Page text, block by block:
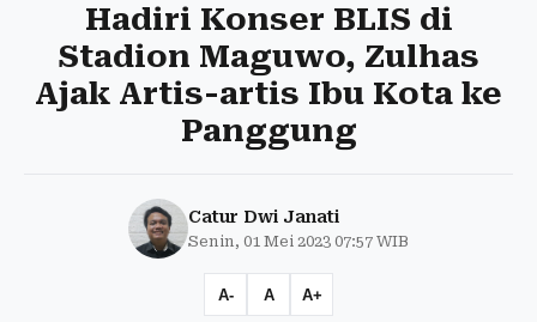
Hadiri Konser BLIS di
Stadion Maguwo, Zulhas
Ajak Artis-artis Ibu Kota ke
Panggung
Catur Dwi Janati
Senin, 01 Mei 2023 07:57 WIB
A- A A+